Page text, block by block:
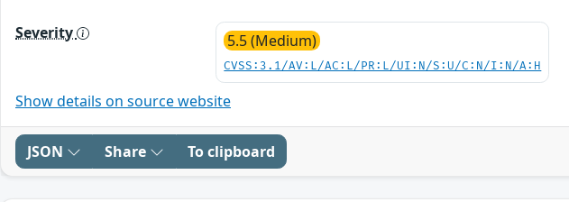
Severity 5.5 (Medium)
CVSS:3.1/AV:L/AC:L/PR:L/UI:N/S:U/C:N/I:N/A:H
Show details on source website
JSON Share To clipboard